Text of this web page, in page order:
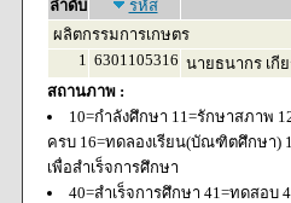
ลำดับ
รหัส
ผลิตกรรมการเกษตร
1 6301105316 นายธนากร เ
สถานภาพ :
10=กำลังศึกษา 11=รักษาสภาพ
ครบ 16=ทดลองเรียน(บัณฑิตศึกษา)
เพื่อสำเร็จการศึกษา
40=สำเร็จการศึกษา 41=ทดสอบ